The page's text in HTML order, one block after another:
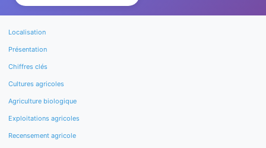
Localisation
Présentation
Chiffres clés
Cultures agricoles
Agriculture biologique
Exploitations agricoles
Recensement agricole